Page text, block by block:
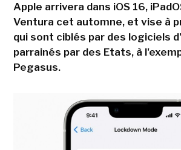
Apple arrivera dans iOS 16,
Ventura cet automne, et vise à
qui sont ciblés par des logiciels
parrainés par des Etats, à
Pegasus.